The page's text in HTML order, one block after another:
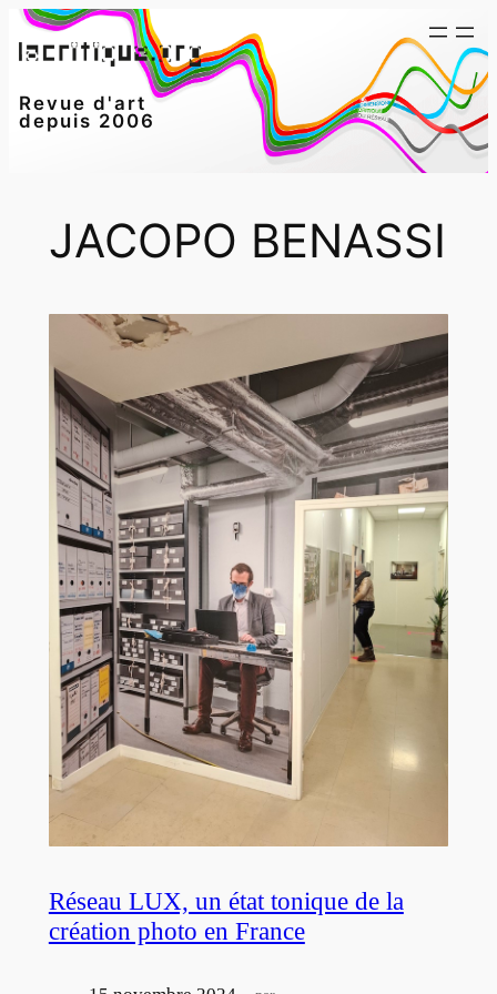
Aller
au
Revue d'art
depuis 2006
JACOPO BENASSI
Réseau LUX, un état tonique de la
création photo en France